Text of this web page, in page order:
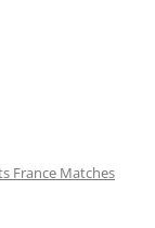
France Matches